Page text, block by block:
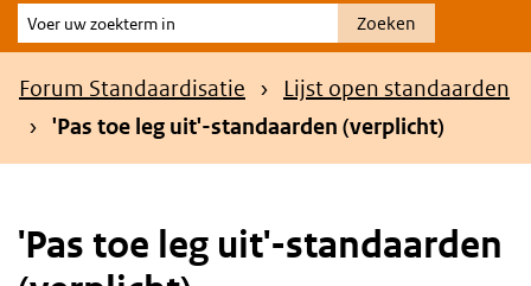
Voer
uw
zoekterm
Zoeken
Kruimelpad
Forum Standaardisatie
Lijst open standaarden
'Pas toe leg uit'-standaarden (verplicht)
'Pas toe leg uit'-standaarden